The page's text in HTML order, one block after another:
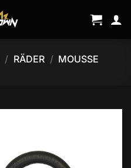
/ RÄDER / MOUSSE